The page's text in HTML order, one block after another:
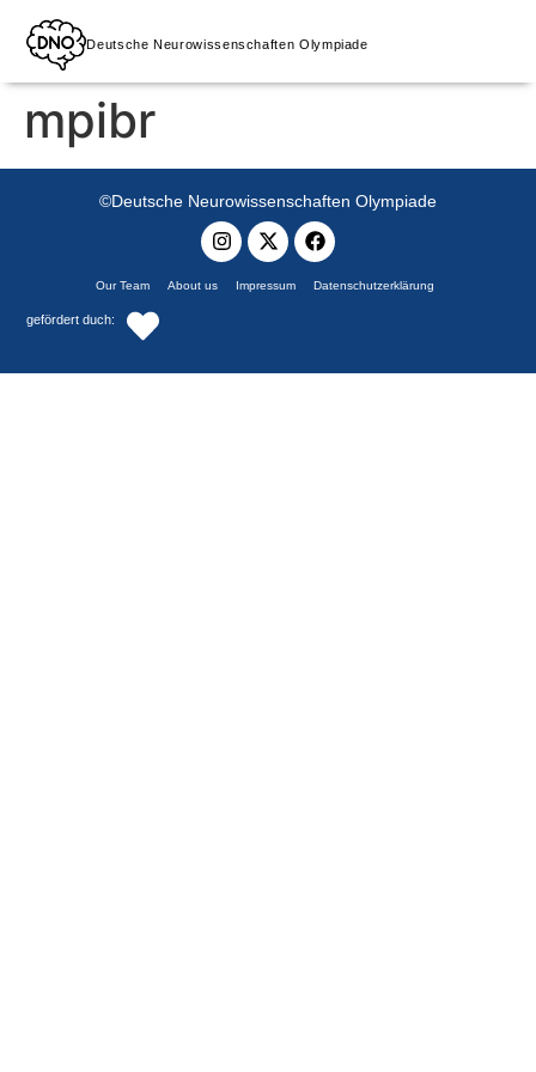
Deutsche Neurowissenschaften Olympiade
mpibr
©Deutsche Neurowissenschaften Olympiade
Our Team About us Impressum Datenschutzerklärung
gefördert duch: